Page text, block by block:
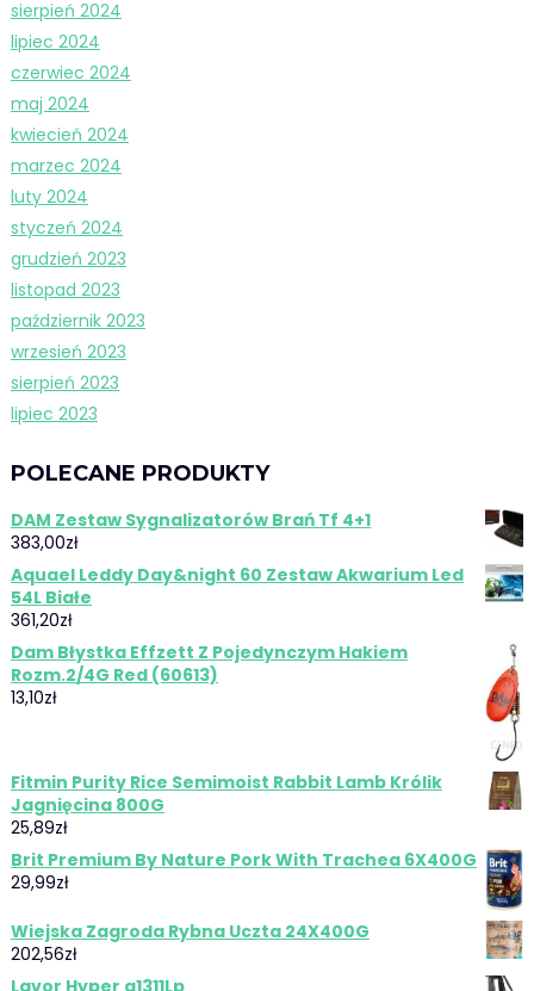
sierpień 2024
lipiec 2024
czerwiec 2024
maj 2024
kwiecień 2024
marzec 2024
luty 2024
styczeń 2024
grudzień 2023
listopad 2023
październik 2023
wrzesień 2023
sierpień 2023
lipiec 2023
POLECANE PRODUKTY
DAM Zestaw Sygnalizatorów Brań Tf 4+1
383,00zł
Aquael Leddy Day&night 60 Zestaw Akwarium Led
54L Białe
361,20zł
Dam Błystka Effzett Z Pojedynczym Hakiem
Rozm.2/4G Red (60613)
13,10zł
Fitmin Purity Rice Semimoist Rabbit Lamb Królik
Jagnięcina 800G
25,89zł
Brit Premium By Nature Pork With Trachea 6X400G
29,99zł
Wiejska Zagroda Rybna Uczta 24X400G
202,56zł